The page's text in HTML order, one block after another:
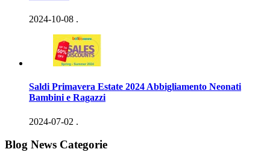
2024-10-08 .
Saldi Primavera Estate 2024 Abbigliamento Neonati
Bambini e Ragazzi
2024-07-02 .
Blog News Categorie